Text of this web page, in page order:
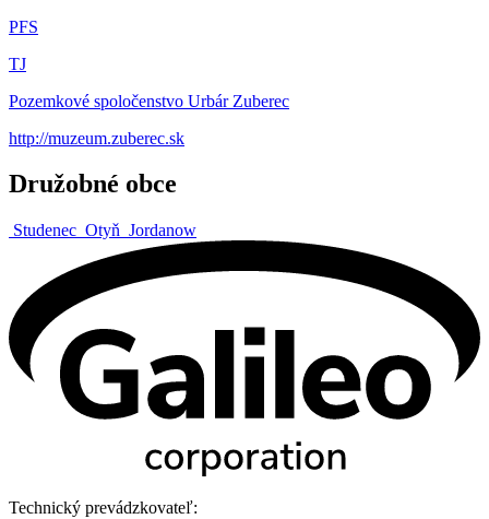
PFS
TJ
Pozemkové spoločenstvo Urbár Zuberec
http://muzeum.zuberec.sk
Družobné obce
Studenec Otyň Jordanow
Technický prevádzkovateľ: